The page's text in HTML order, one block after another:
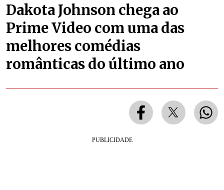
Dakota Johnson chega ao
Prime Video com uma das
melhores comédias
românticas do último ano